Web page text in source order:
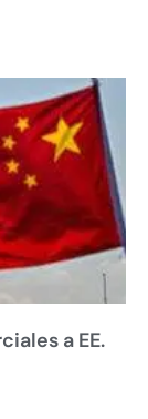
a EE.